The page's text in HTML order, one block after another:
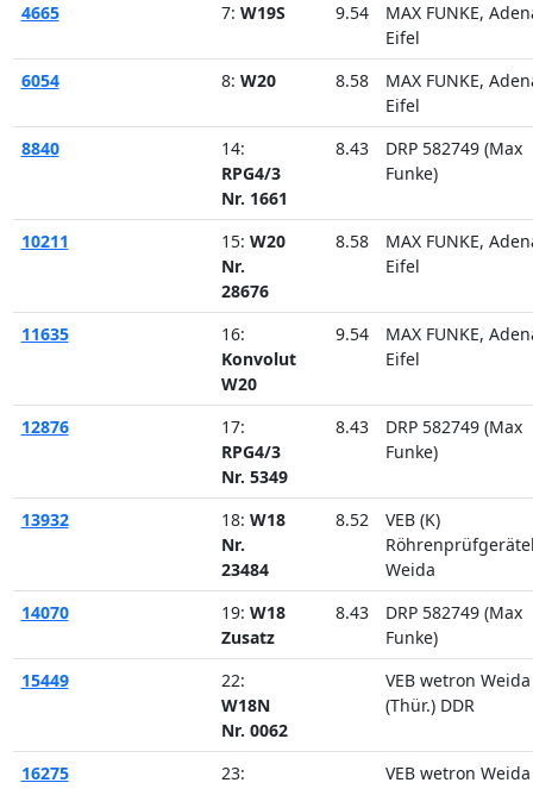
4665
7: W19S 9.54
MAX FUNKE,
Eifel
6054
8: W20 8.58
MAX FUNKE,
Eifel
8840
14:
RPG4/3
Nr. 1661
8.43
DRP 582749 (Max
Funke)
10211 15: W20
Nr.
28676
8.58
MAX FUNKE,
Eifel
11635
16:
Konvolut
W20
9.54
MAX FUNKE,
Eifel
12876
17:
RPG4/3
Nr. 5349
8.43
DRP 582749 (Max
Funke)
13932 18: W18
Nr.
23484
8.52
VEB (K)
Weida
14070
19: W18
Zusatz
8.43
DRP 582749 (Max
Funke)
15449
22:
W18N
Nr. 0062
VEB wetron Weida
(Thür.) DDR
16275
23:
VEB wetron Weida